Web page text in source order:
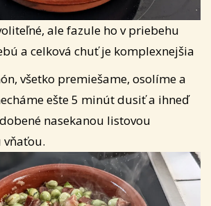
ale fazule ho v priebehu
a celková chuť je komplexnejšia
všetko premiešame, osolíme a
ešte 5 minút dusiť a ihneď
nasekanou listovou
vňaťou.